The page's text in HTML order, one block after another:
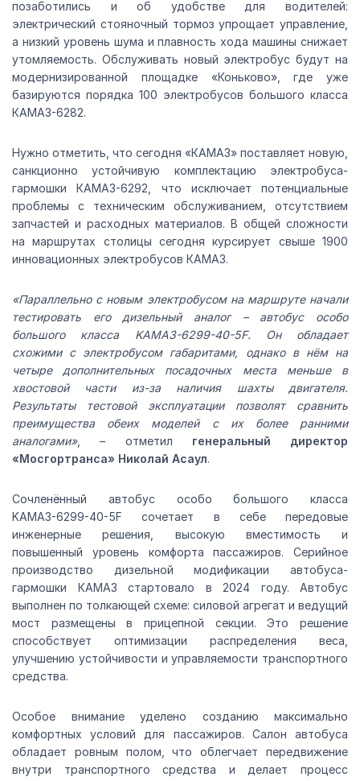
позаботились и об удобстве для водителей:
электрический стояночный тормоз упрощает управление,
а низкий уровень шума и плавность хода машины снижает
утомляемость. Обслуживать новый электробус будут на
модернизированной площадке «Коньково», где уже
базируются порядка 100 электробусов большого класса
КАМАЗ-6282.
Нужно отметить, что сегодня «КАМАЗ» поставляет новую,
санкционно устойчивую комплектацию электробуса-
гармошки КАМАЗ-6292, что исключает потенциальные
проблемы с техническим обслуживанием, отсутствием
запчастей и расходных материалов. В общей сложности
на маршрутах столицы сегодня курсирует свыше 1900
инновационных электробусов КАМАЗ.
«Параллельно с новым электробусом на маршруте начали
тестировать его дизельный аналог – автобус особо
большого класса KAMAЗ-6299-40-5F. Он обладает
схожими с электробусом габаритами, однако в нём на
четыре дополнительных посадочных места меньше в
хвостовой части из-за наличия шахты двигателя.
Результаты тестовой эксплуатации позволят сравнить
преимущества обеих моделей с их более ранними
аналогами», – отметил генеральный директор
«Мосгортранса» Николай Асаул.
Сочленённый автобус особо большого класса
KAMAЗ-6299-40-5F сочетает в себе передовые
инженерные решения, высокую вместимость и
повышенный уровень комфорта пассажиров. Серийное
производство дизельной модификации автобуса-
гармошки КАМАЗ стартовало в 2024 году. Автобус
выполнен по толкающей схеме: силовой агрегат и ведущий
мост размещены в прицепной секции. Это решение
способствует оптимизации распределения веса,
улучшению устойчивости и управляемости транспортного
средства.
Особое внимание уделено созданию максимально
комфортных условий для пассажиров. Салон автобуса
обладает ровным полом, что облегчает передвижение
внутри транспортного средства и делает процесс